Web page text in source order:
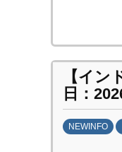
【イン
日：
NEWINFO